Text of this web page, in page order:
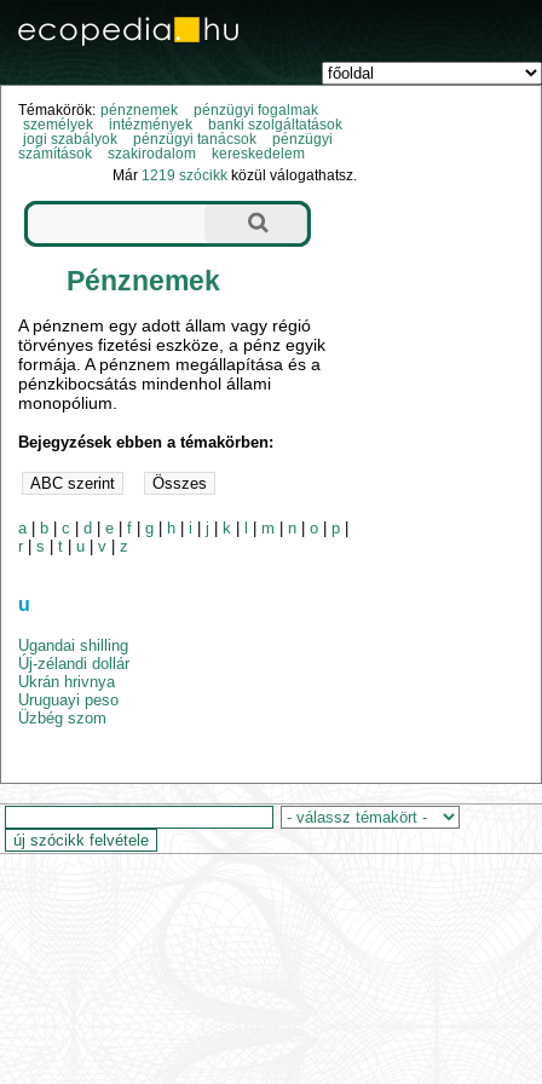
Témakörök: pénznemek
pénzügyi fogalmak
személyek
intézmények
banki szolgáltatások
jogi szabályok
pénzügyi tanácsok
pénzügyi
számítások
szakirodalom
kereskedelem
Már 1219 szócikk közül válogathatsz.
Pénznemek
A pénznem egy adott állam vagy régió
törvényes fizetési eszköze, a pénz egyik
formája. A pénznem megállapítása és a
pénzkibocsátás mindenhol állami
monopólium.
Bejegyzések ebben a témakörben:
a| b |c |d |e |f |g h |i |j k |m |n |o |p
r |s |t |u |v |z
u
Ugandai shilling
Új-zélandi dollár
Ukrán hrivnya
Uruguayi peso
Üzbég szom